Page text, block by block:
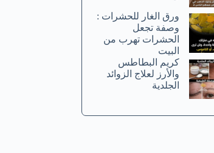
ورق الغار للحشرات :
وصفة تجعل
الحشرات تهرب من
البيت
كريم البطاطس
والأرز لعلاج الزوائد
الجلدية